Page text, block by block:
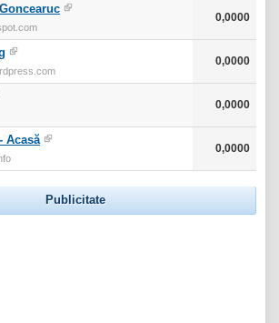
0,0000
0,0000
0,0000
Acasă
0,0000
Publicitate